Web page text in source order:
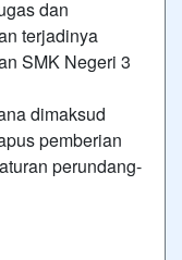
dan
terjadinya
SMK Negeri 3
dimaksud
pemberian
perundang-